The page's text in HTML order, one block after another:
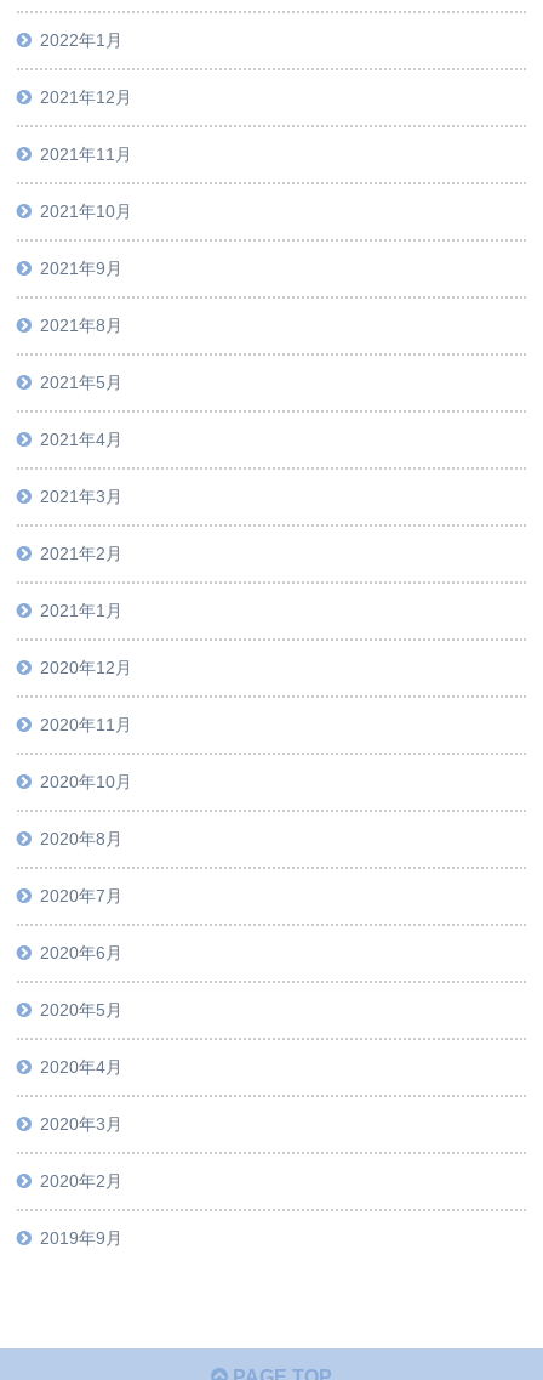
2022年1月
2021年12月
2021年11月
2021年10月
2021年9月
2021年8月
2021年5月
2021年4月
2021年3月
2021年2月
2021年1月
2020年12月
2020年11月
2020年10月
2020年8月
2020年7月
2020年6月
2020年5月
2020年4月
2020年3月
2020年2月
2019年9月